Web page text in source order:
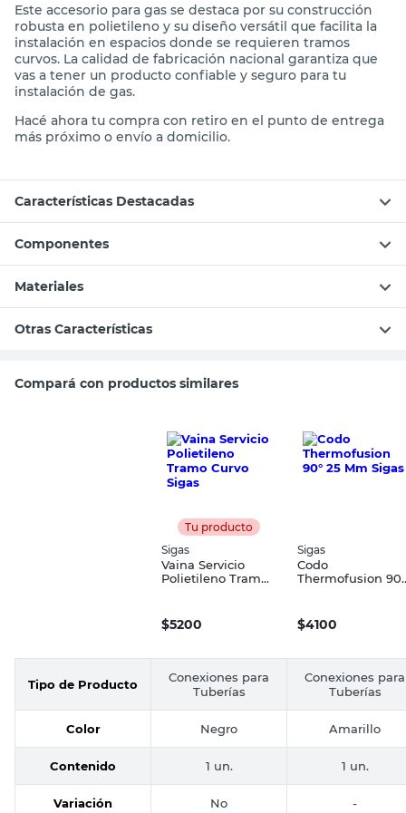
Este accesorio para gas se destaca por su construcción
robusta en polietileno y su diseño versátil que facilita la
instalación en espacios donde se requieren tramos
curvos. La calidad de fabricación nacional garantiza que
vas a tener un producto confiable y seguro para tu
instalación de gas.
Hacé ahora tu compra con retiro en el punto de entrega
más próximo o envío a domicilio.
Características Destacadas
Componentes
Materiales
Otras Características
Compará con productos similares
Tu producto
Sigas
Vaina Servicio
Polietileno Tramo
$5200
Sigas
Codo
Thermofusion 90°
$4100
Tipo de Producto
Conexiones para
Tuberías
Conexiones para
Tuberías
Color Negro Amarillo
Contenido 1 un. 1 un.
Variación No -